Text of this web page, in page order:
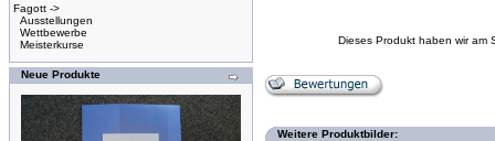
Fagott ->
Ausstellungen
Wettbewerbe
Meisterkurse
Neue Produkte
Dieses Produkt haben wir am
Weitere Produktbilder: